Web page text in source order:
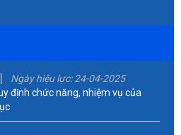
Ngày hiệu lực: 24-04-2025
định chức năng, nhiệm vụ của